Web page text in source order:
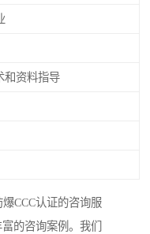
和资料指导
CCC认证的咨询服
的咨询案例。我们